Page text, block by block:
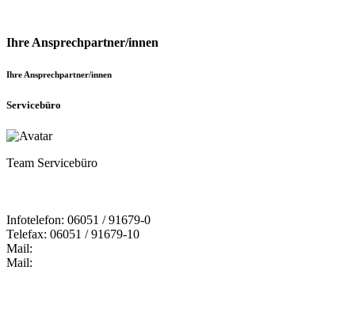
Ihre Ansprechpartner/innen
Ihre Ansprechpartner/innen
Servicebüro
Team Servicebüro
Infotelefon: 06051 / 91679-0
Telefax: 06051 / 91679-10
Mail:
Mail: